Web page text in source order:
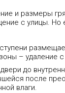
и размеры
с улицы.
– удаление
до
после
влаги.